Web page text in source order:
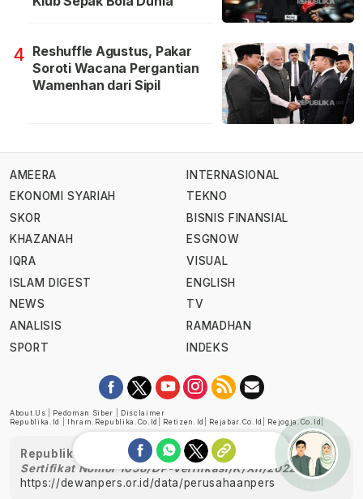
4 Reshuffle Agustus, Pakar
Soroti Wacana Pergantian
Wamenhan dari Sipil
AMEERA
EKONOMI SYARIAH
SKOR
KHAZANAH
IQRA
ISLAM DIGEST
NEWS
ANALISIS
SPORT
INTERNASIONAL
TEKNO
BISNIS FINANSIAL
ESGNOW
VISUAL
ENGLISH
TV
RAMADHAN
INDEKS
About Us Pedoman Siber
Disclaimer
Republika.id
Ihram.republika.co.id Retizen.id Rejabar.co.id Rejogja.co.id
Republika telah diverifikasi oleh Dewan Pers
Sertifikat Nomor 1058/DP-Verifikasi/K/XII/2022
https://dewanpers.or.id/data/perusahaanpers
Ask me!